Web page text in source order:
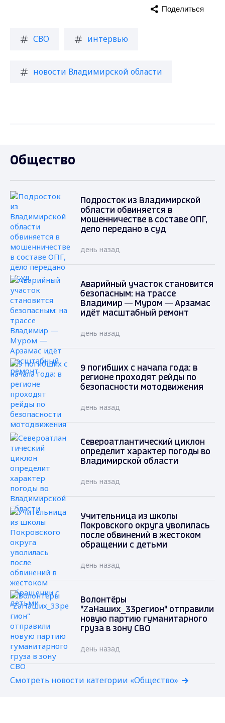
СВО интервью
новости Владимирской области
Поделиться
Общество
Подросток из Владимирской
области обвиняется в
мошенничестве в составе ОПГ,
дело передано в суд
день назад
Аварийный участок становится
безопасным: на трассе
Владимир — Муром — Арзамас
идёт масштабный ремонт
день назад
9 погибших с начала года: в
регионе проходят рейды по
безопасности мотодвижения
день назад
Североатлантический циклон
определит характер погоды во
Владимирской области
день назад
Учительница из школы
Покровского округа уволилась
после обвинений в жестоком
обращении с детьми
день назад
Волонтёры
"ZаНаших_33регион" отправили
новую партию гуманитарного
груза в зону СВО
день назад
Смотреть новости категории «Общество»